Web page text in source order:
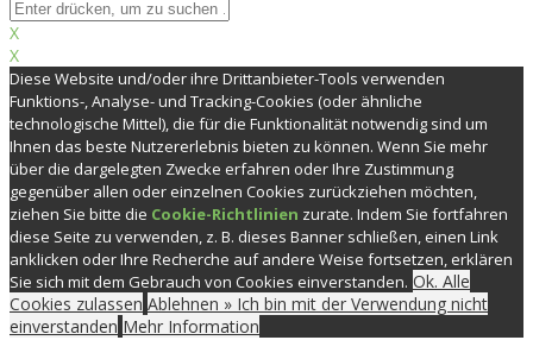
X
X
Diese Website und/oder ihre Drittanbieter-Tools verwenden
Funktions-, Analyse- und Tracking-Cookies (oder ähnliche
technologische Mittel), die für die Funktionalität notwendig sind um
Ihnen das beste Nutzererlebnis bieten zu können. Wenn Sie mehr
über die dargelegten Zwecke erfahren oder Ihre Zustimmung
gegenüber allen oder einzelnen Cookies zurückziehen möchten,
ziehen Sie bitte die Cookie-Richtlinien zurate. Indem Sie fortfahren
diese Seite zu verwenden, z. B. dieses Banner schließen, einen Link
anklicken oder Ihre Recherche auf andere Weise fortsetzen, erklären
Sie sich mit dem Gebrauch von Cookies einverstanden. Ok. Alle
Cookies zulassen Ablehnen » Ich bin mit der Verwendung nicht
einverstanden Mehr Information